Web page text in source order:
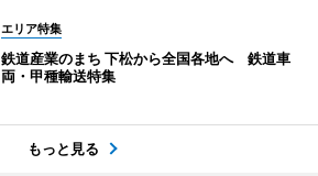
エリア特集
鉄道産業のまち 下松から全国各地へ 鉄道車
両・甲種輸送特集
もっと見る